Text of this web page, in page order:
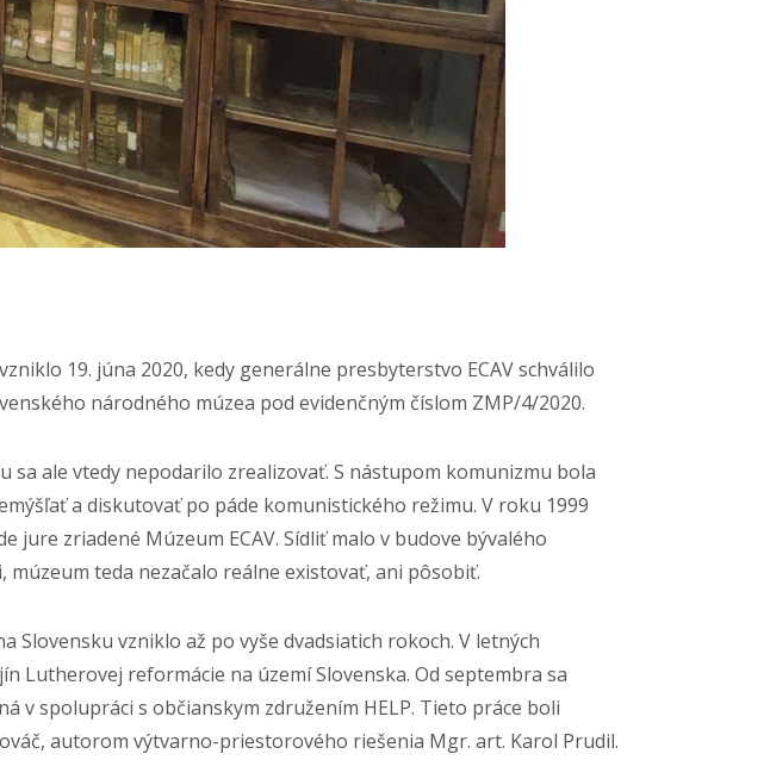
19. júna 2020, kedy generálne presbyterstvo ECAV schválilo
národného múzea pod evidenčným číslom ZMP/4/2020.
ale vtedy nepodarilo zrealizovať. S nástupom komunizmu bola
a diskutovať po páde komunistického režimu. V roku 1999
jure zriadené Múzeum ECAV. Sídliť malo v budove bývalého
teda nezačalo reálne existovať, ani pôsobiť.
vzniklo až po vyše dvadsiatich rokoch. V letných
Lutherovej reformácie na území Slovenska. Od septembra sa
v spolupráci s občianskym združením HELP. Tieto práce boli
autorom výtvarno-priestorového riešenia Mgr. art. Karol Prudil.